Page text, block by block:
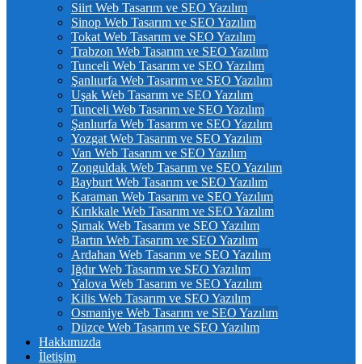
Siirt Web Tasarım ve SEO Yazılım
Sinop Web Tasarım ve SEO Yazılım
Tokat Web Tasarım ve SEO Yazılım
Trabzon Web Tasarım ve SEO Yazılım
Tunceli Web Tasarım ve SEO Yazılım
Şanlıurfa Web Tasarım ve SEO Yazılım
Uşak Web Tasarım ve SEO Yazılım
Tunceli Web Tasarım ve SEO Yazılım
Şanlıurfa Web Tasarım ve SEO Yazılım
Yozgat Web Tasarım ve SEO Yazılım
Van Web Tasarım ve SEO Yazılım
Zonguldak Web Tasarım ve SEO Yazılım
Bayburt Web Tasarım ve SEO Yazılım
Karaman Web Tasarım ve SEO Yazılım
Kırıkkale Web Tasarım ve SEO Yazılım
Şırnak Web Tasarım ve SEO Yazılım
Bartın Web Tasarım ve SEO Yazılım
Ardahan Web Tasarım ve SEO Yazılım
Iğdır Web Tasarım ve SEO Yazılım
Yalova Web Tasarım ve SEO Yazılım
Kilis Web Tasarım ve SEO Yazılım
Osmaniye Web Tasarım ve SEO Yazılım
Düzce Web Tasarım ve SEO Yazılım
Hakkımızda
İletişim